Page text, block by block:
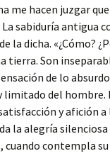
me hacen juzgar
sabiduría antigua
la dicha. «¿Cómo?
tierra. Son
de lo
limitado del
y afición
la alegría silenciosa
cuando contempla